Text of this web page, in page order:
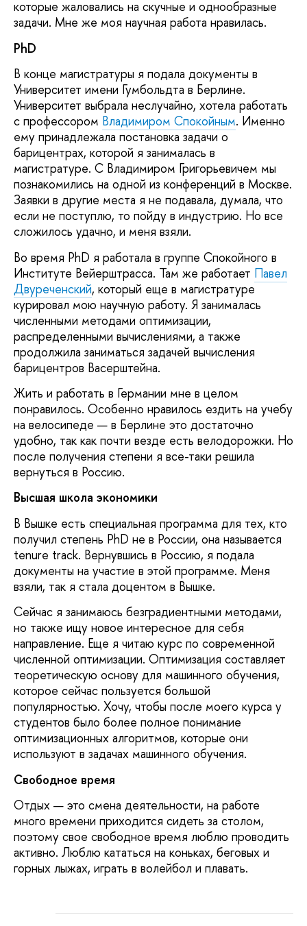
которые жаловались на скучные и однообразные
задачи. Мне же моя научная работа нравилась.
PhD
В конце магистратуры я подала документы в
Университет имени Гумбольдта в Берлине.
Университет выбрала неслучайно, хотела работать
с профессором Владимиром Спокойным. Именно
ему принадлежала постановка задачи о
барицентрах, которой я занималась в
магистратуре. С Владимиром Григорьевичем мы
познакомились на одной из конференций в Москве.
Заявки в другие места я не подавала, думала, что
если не поступлю, то пойду в индустрию. Но все
сложилось удачно, и меня взяли.
Во время PhD я работала в группе Спокойного в
Институте Вейерштрасса. Там же работает Павел
Двуреченский, который еще в магистратуре
курировал мою научную работу. Я занималась
численными методами оптимизации,
распределенными вычислениями, а также
продолжила заниматься задачей вычисления
барицентров Васерштейна.
Жить и работать в Германии мне в целом
понравилось. Особенно нравилось ездить на учебу
на велосипеде — в Берлине это достаточно
удобно, так как почти везде есть велодорожки. Но
после получения степени я все-таки решила
вернуться в Россию.
Высшая школа экономики
В Вышке есть специальная программа для тех, кто
получил степень PhD не в России, она называется
tenure track. Вернувшись в Россию, я подала
документы на участие в этой программе. Меня
взяли, так я стала доцентом в Вышке.
Сейчас я занимаюсь безградиентными методами,
но также ищу новое интересное для себя
направление. Еще я читаю курс по современной
численной оптимизации. Оптимизация составляет
теоретическую основу для машинного обучения,
которое сейчас пользуется большой
популярностью. Хочу, чтобы после моего курса у
студентов было более полное понимание
оптимизационных алгоритмов, которые они
используют в задачах машинного обучения.
Свободное время
Отдых — это смена деятельности, на работе
много времени приходится сидеть за столом,
поэтому свое свободное время люблю проводить
активно. Люблю кататься на коньках, беговых и
горных лыжах, играть в волейбол и плавать.